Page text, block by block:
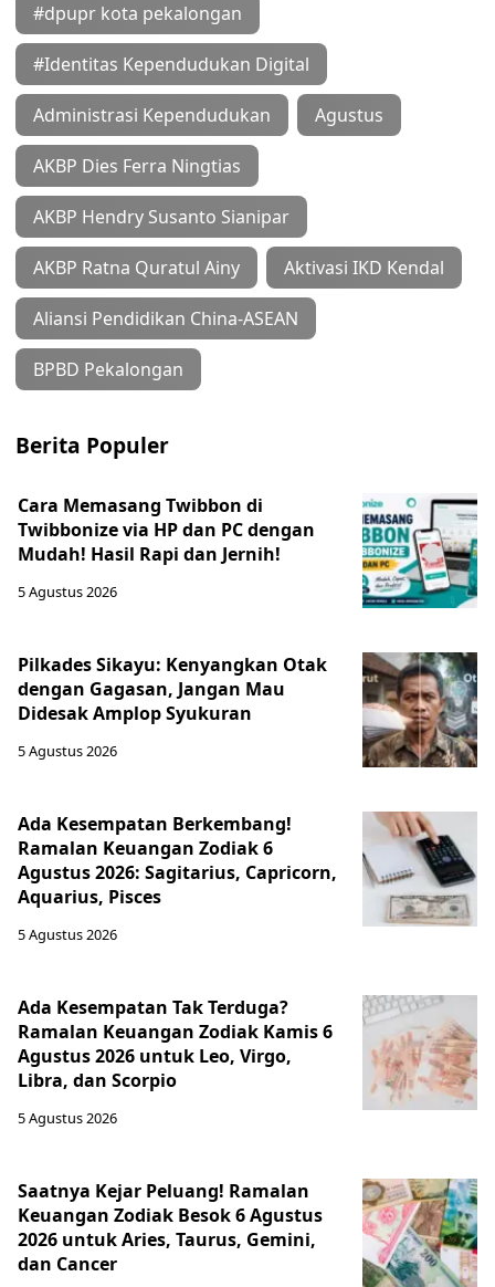
#dpupr kota pekalongan
#Identitas Kependudukan Digital
Administrasi Kependudukan Agustus
AKBP Dies Ferra Ningtias
AKBP Hendry Susanto Sianipar
AKBP Ratna Quratul Ainy Aktivasi IKD Kendal
Aliansi Pendidikan China-ASEAN
BPBD Pekalongan
Berita Populer
Cara Memasang Twibbon di
Twibbonize via HP dan PC dengan
Mudah! Hasil Rapi dan Jernih!
5 Agustus 2026
Pilkades Sikayu: Kenyangkan Otak
dengan Gagasan, Jangan Mau
Didesak Amplop Syukuran
5 Agustus 2026
Ada Kesempatan Berkembang!
Ramalan Keuangan Zodiak 6
Agustus 2026: Sagitarius, Capricorn,
Aquarius, Pisces
5 Agustus 2026
Ada Kesempatan Tak Terduga?
Ramalan Keuangan Zodiak Kamis 6
Agustus 2026 untuk Leo, Virgo,
Libra, dan Scorpio
5 Agustus 2026
Saatnya Kejar Peluang! Ramalan
Keuangan Zodiak Besok 6 Agustus
2026 untuk Aries, Taurus, Gemini,
dan Cancer